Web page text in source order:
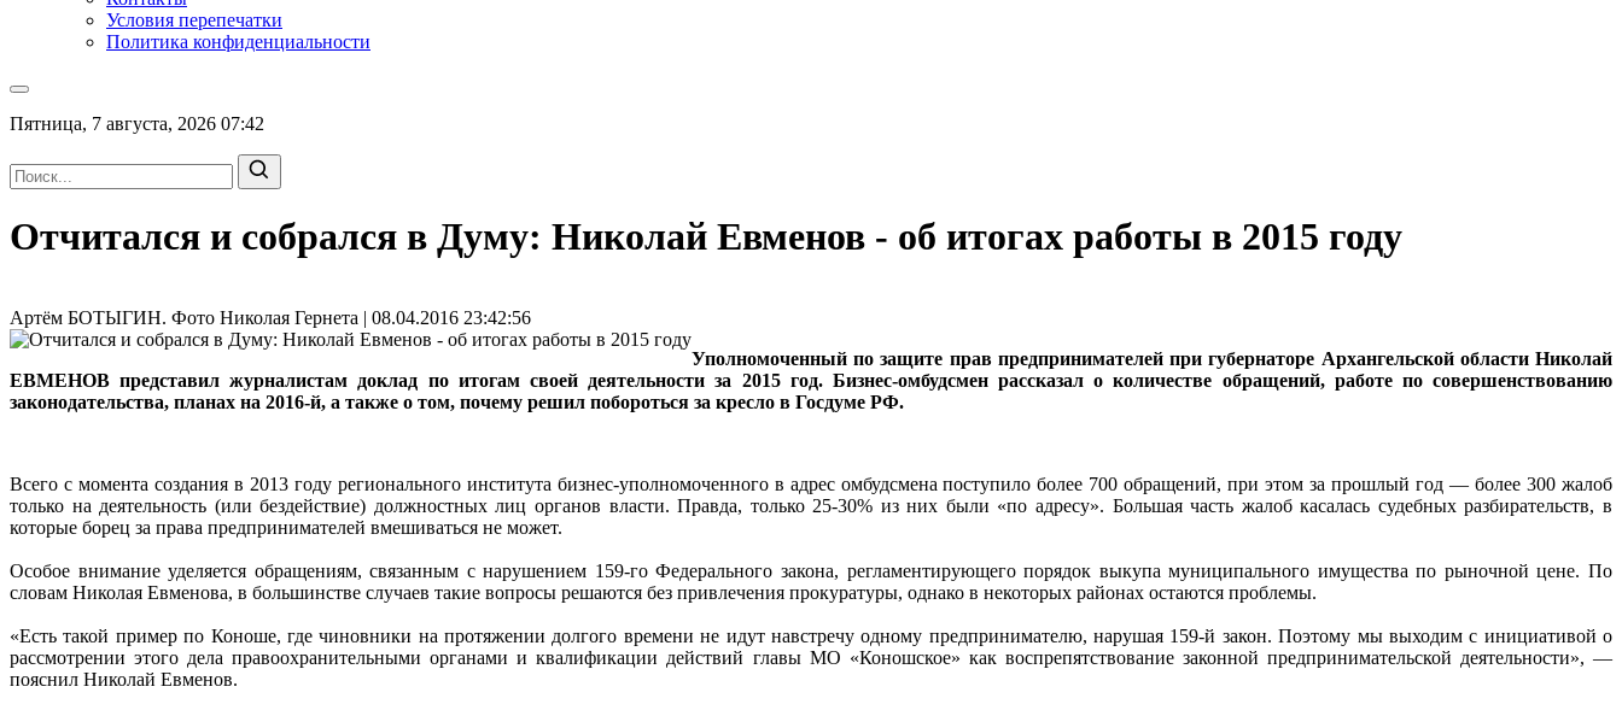
Условия перепечатки
Политика конфиденциальности
Пятница, 7 августа, 2026 07:42
Отчитался и собрался в Думу: Николай Евменов - об итогах работы в 2015 году
Артём БОТЫГИН. Фото Николая Гернета | 08.04.2016 23:42:56
Уполномоченный по защите прав предпринимателей при губернаторе Архангельской области Николай
ЕВМЕНОВ представил журналистам доклад по итогам своей деятельности за 2015 год. Бизнес-омбудсмен рассказал о количестве обращений, работе по совершенствованию
законодательства, планах на 2016-й, а также о том, почему решил побороться за кресло в Госдуме РФ.
Всего с момента создания в 2013 году регионального института бизнес-уполномоченного в адрес омбудсмена поступило более 700 обращений, при этом за прошлый год — более 300 жалоб
только на деятельность (или бездействие) должностных лиц органов власти. Правда, только 25-30% из них были «по адресу». Большая часть жалоб касалась судебных разбирательств, в
которые борец за права предпринимателей вмешиваться не может.
Особое внимание уделяется обращениям, связанным с нарушением 159-го Федерального закона, регламентирующего порядок выкупа муниципального имущества по рыночной цене. По
словам Николая Евменова, в большинстве случаев такие вопросы решаются без привлечения прокуратуры, однако в некоторых районах остаются проблемы.
«Есть такой пример по Коноше, где чиновники на протяжении долгого времени не идут навстречу одному предпринимателю, нарушая 159-й закон. Поэтому мы выходим с инициативой о
рассмотрении этого дела правоохранительными органами и квалификации действий главы МО «Коношское» как воспрепятствование законной предпринимательской деятельности», —
пояснил Николай Евменов.